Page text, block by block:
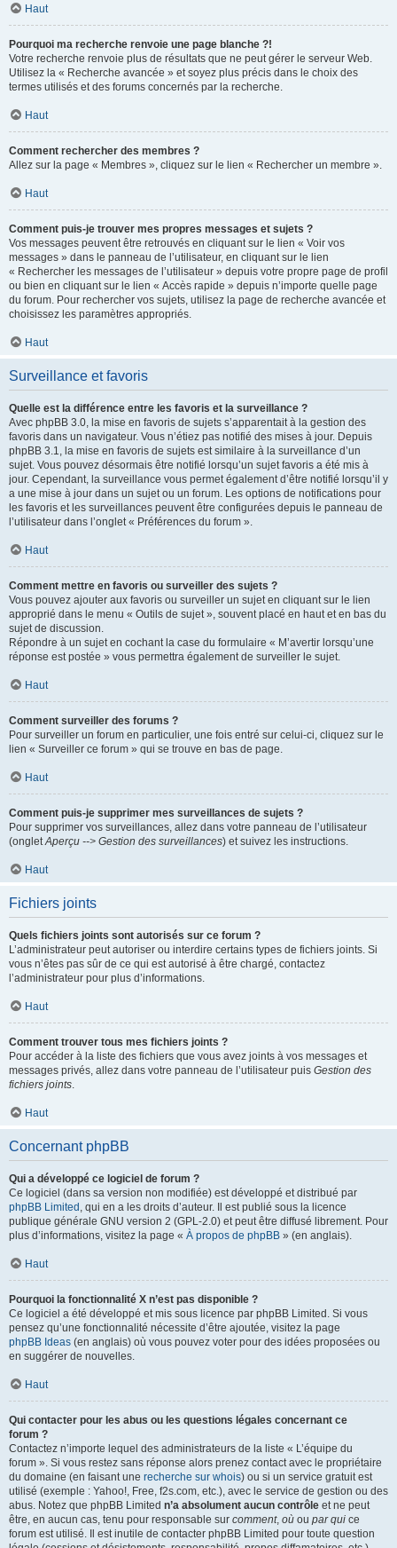
Haut
Pourquoi ma recherche renvoie une page blanche ?!
Votre recherche renvoie plus de résultats que ne peut gérer le serveur Web.
Utilisez la « Recherche avancée » et soyez plus précis dans le choix des
termes utilisés et des forums concernés par la recherche.
Haut
Comment rechercher des membres ?
Allez sur la page « Membres », cliquez sur le lien « Rechercher un membre ».
Haut
Comment puis-je trouver mes propres messages et sujets ?
Vos messages peuvent être retrouvés en cliquant sur le lien « Voir vos
messages » dans le panneau de l’utilisateur, en cliquant sur le lien
« Rechercher les messages de l’utilisateur » depuis votre propre page de profil
ou bien en cliquant sur le lien « Accès rapide » depuis n’importe quelle page
du forum. Pour rechercher vos sujets, utilisez la page de recherche avancée et
choisissez les paramètres appropriés.
Haut
Surveillance et favoris
Quelle est la différence entre les favoris et la surveillance ?
Avec phpBB 3.0, la mise en favoris de sujets s’apparentait à la gestion des
favoris dans un navigateur. Vous n’étiez pas notifié des mises à jour. Depuis
phpBB 3.1, la mise en favoris de sujets est similaire à la surveillance d’un
sujet. Vous pouvez désormais être notifié lorsqu’un sujet favoris a été mis à
jour. Cependant, la surveillance vous permet également d’être notifié lorsqu’il y
a une mise à jour dans un sujet ou un forum. Les options de notifications pour
les favoris et les surveillances peuvent être configurées depuis le panneau de
l’utilisateur dans l’onglet « Préférences du forum ».
Haut
Comment mettre en favoris ou surveiller des sujets ?
Vous pouvez ajouter aux favoris ou surveiller un sujet en cliquant sur le lien
approprié dans le menu « Outils de sujet », souvent placé en haut et en bas du
sujet de discussion.
Répondre à un sujet en cochant la case du formulaire « M’avertir lorsqu’une
réponse est postée » vous permettra également de surveiller le sujet.
Haut
Comment surveiller des forums ?
Pour surveiller un forum en particulier, une fois entré sur celui-ci, cliquez sur le
lien « Surveiller ce forum » qui se trouve en bas de page.
Haut
Comment puis-je supprimer mes surveillances de sujets ?
Pour supprimer vos surveillances, allez dans votre panneau de l’utilisateur
(ongletAperçu --> Gestion des surveillances) et suivez les instructions.
Haut
Fichiers joints
Quels fichiers joints sont autorisés sur ce forum ?
L’administrateur peut autoriser ou interdire certains types de fichiers joints. Si
vous n’êtes pas sûr de ce qui est autorisé à être chargé, contactez
l’administrateur pour plus d’informations.
Haut
Comment trouver tous mes fichiers joints ?
Pour accéder à la liste des fichiers que vous avez joints à vos messages et
messages privés, allez dans votre panneau de l’utilisateur puis Gestion des
fichiers joints.
Haut
Concernant phpBB
Qui a développé ce logiciel de forum ?
Ce logiciel (dans sa version non modifiée) est développé et distribué par
phpBB Limited , qui en a les droits d’auteur. Il est publié sous la licence
publique générale GNU version 2 (GPL-2.0) et peut être diffusé librement. Pour
plus d’informations, visitez la page « À propos de phpBB » (en anglais).
Haut
Pourquoi la fonctionnalité X n’est pas disponible ?
Ce logiciel a été développé et mis sous licence par phpBB Limited. Si vous
pensez qu’une fonctionnalité nécessite d’être ajoutée, visitez la page
phpBB Ideas (en anglais) où vous pouvez voter pour des idées proposées ou
en suggérer de nouvelles.
Haut
Qui contacter pour les abus ou les questions légales concernant ce
forum ?
Contactez n’importe lequel des administrateurs de la liste « L’équipe du
forum ». Si vous restez sans réponse alors prenez contact avec le propriétaire
du domaine (en faisant une recherche sur whois) ou si un service gratuit est
utilisé (exemple : Yahoo!, Free, f2s.com, etc.), avec le service de gestion ou des
abus. Notez que phpBB Limited n’a absolument aucun contrôle et ne peut
être, en aucun cas, tenu pour responsable sur comment, où ou par qui ce
forum est utilisé. Il est inutile de contacter phpBB Limited pour toute question